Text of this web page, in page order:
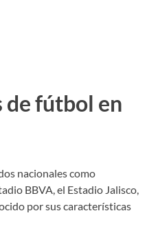
de fútbol en
nacionales como
BBVA, el Estadio Jalisco,
por sus características